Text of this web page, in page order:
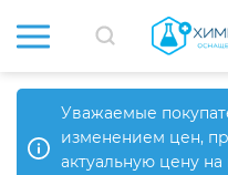
Уважаемые
изменением цен,
актуальную цену